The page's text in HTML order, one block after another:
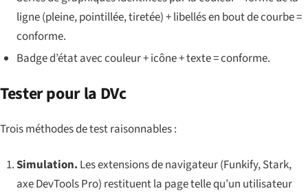
ligne (pleine, pointillée, tiretée) + libellés en bout de courbe =
conforme.
Badge d’état avec couleur + icône + texte = conforme.
Tester pour la DVc
Trois méthodes de test raisonnables :
Simulation. Les extensions de navigateur (Funkify, Stark,
axe DevTools Pro) restituent la page telle qu’un utilisateur